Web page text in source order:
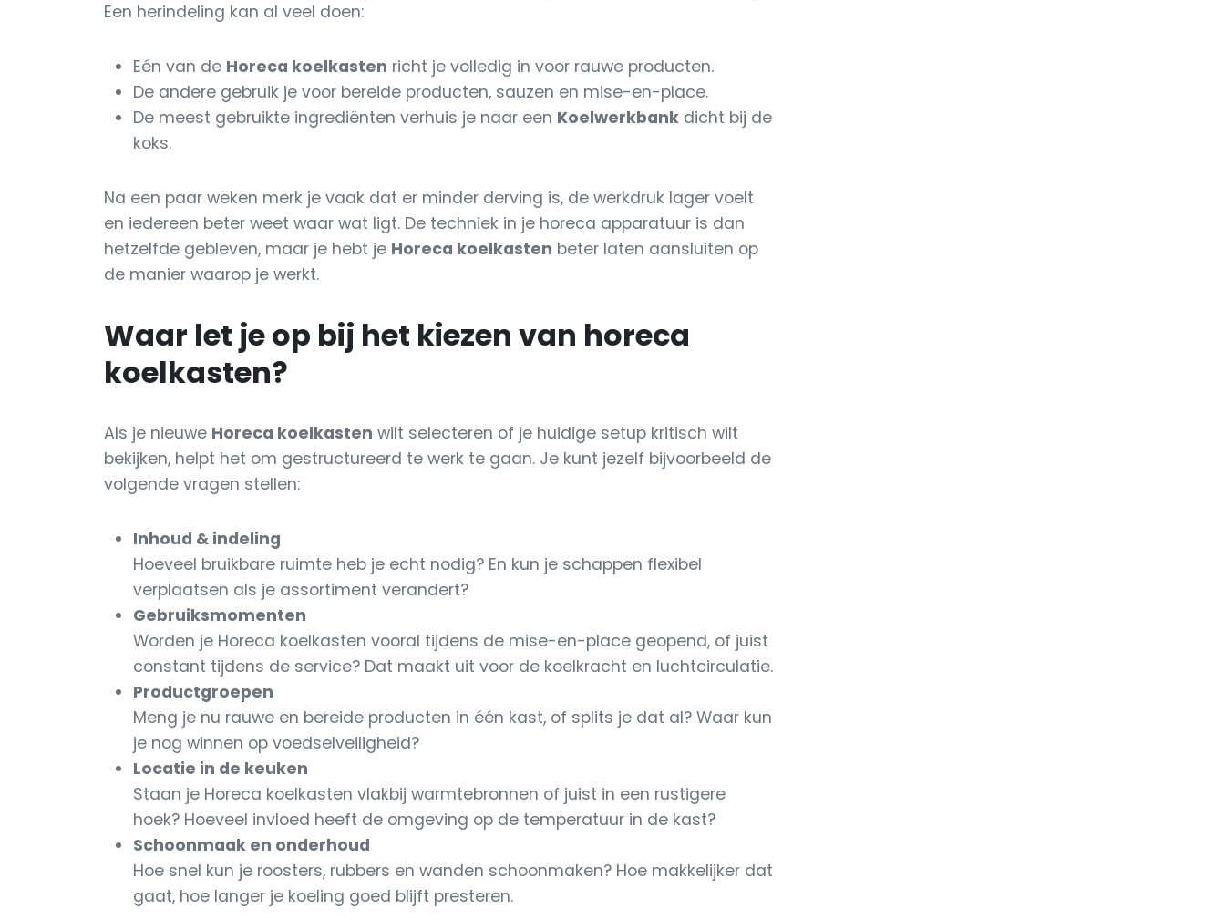
Een herindeling kan al veel doen:
Eén van de Horeca koelkasten richt je volledig in voor rauwe producten.
De andere gebruik je voor bereide producten, sauzen en mise-en-place.
De meest gebruikte ingrediënten verhuis je naar een Koelwerkbank dicht bij de
koks.
Na een paar weken merk je vaak dat er minder derving is, de werkdruk lager voelt
en iedereen beter weet waar wat ligt. De techniek in je horeca apparatuur is dan
hetzelfde gebleven, maar je hebt je Horeca koelkasten beter laten aansluiten op
de manier waarop je werkt.
Waar let je op bij het kiezen van horeca
koelkasten?
Als je nieuwe Horeca koelkasten wilt selecteren of je huidige setup kritisch wilt
bekijken, helpt het om gestructureerd te werk te gaan. Je kunt jezelf bijvoorbeeld de
volgende vragen stellen:
Inhoud & indeling
Hoeveel bruikbare ruimte heb je echt nodig? En kun je schappen flexibel
verplaatsen als je assortiment verandert?
Gebruiksmomenten
Worden je Horeca koelkasten vooral tijdens de mise-en-place geopend, of juist
constant tijdens de service? Dat maakt uit voor de koelkracht en luchtcirculatie.
Productgroepen
Meng je nu rauwe en bereide producten in één kast, of splits je dat al? Waar kun
je nog winnen op voedselveiligheid?
Locatie in de keuken
Staan je Horeca koelkasten vlakbij warmtebronnen of juist in een rustigere
hoek? Hoeveel invloed heeft de omgeving op de temperatuur in de kast?
Schoonmaak en onderhoud
Hoe snel kun je roosters, rubbers en wanden schoonmaken? Hoe makkelijker dat
gaat, hoe langer je koeling goed blijft presteren.